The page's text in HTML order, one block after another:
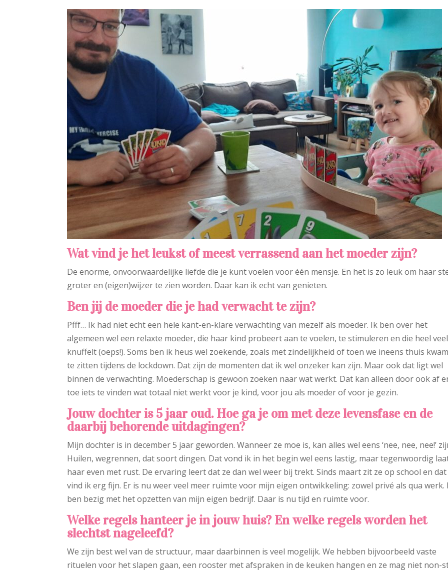
Wat vind je het leukst of meest verrassend aan het moeder zijn?
De enorme, onvoorwaardelijke liefde die je kunt voelen voor één mensje. En het is zo leuk om haar
groter en (eigen)wijzer te zien worden. Daar kan ik echt van genieten.
Ben jij de moeder die je had verwacht te zijn?
Pfff… Ik had niet echt een hele kant-en-klare verwachting van mezelf als moeder. Ik ben over het
algemeen wel een relaxte moeder, die haar kind probeert aan te voelen, te stimuleren en die heel veel
knuffelt (oeps!). Soms ben ik heus wel zoekende, zoals met zindelijkheid of toen we ineens thuis
te zitten tijdens de lockdown. Dat zijn de momenten dat ik wel onzeker kan zijn. Maar ook dat ligt wel
binnen de verwachting. Moederschap is gewoon zoeken naar wat werkt. Dat kan alleen door ook af
toe iets te vinden wat totaal niet werkt voor je kind, voor jou als moeder of voor je gezin.
Jouw dochter is 5 jaar oud. Hoe ga je om met deze levensfase en de
daarbij behorende uitdagingen?
Mijn dochter is in december 5 jaar geworden. Wanneer ze moe is, kan alles wel eens ‘nee, nee, nee!’
Huilen, wegrennen, dat soort dingen. Dat vond ik in het begin wel eens lastig, maar tegenwoordig
haar even met rust. De ervaring leert dat ze dan wel weer bij trekt. Sinds maart zit ze op school en dat
vind ik erg fijn. Er is nu weer veel meer ruimte voor mijn eigen ontwikkeling: zowel privé als qua werk.
ben bezig met het opzetten van mijn eigen bedrijf. Daar is nu tijd en ruimte voor.
Welke regels hanteer je in jouw huis? En welke regels worden het
slechtst nageleefd?
We zijn best wel van de structuur, maar daarbinnen is veel mogelijk. We hebben bijvoorbeeld vaste
rituelen voor het slapen gaan, een rooster met afspraken in de keuken hangen en ze mag niet non-